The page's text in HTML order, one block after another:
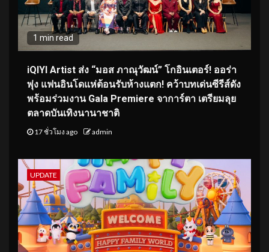
1 min read
iQIYI Artist ส่ง “มอส ภาณุวัฒน์” โกอินเตอร์! ออร่า
พุ่ง แฟนอินโดแห่ต้อนรับห้างแตก! คว้าบทเด่นซีรีส์ดัง
พร้อมร่วมงาน Gala Premiere จาการ์ตา เตรียมลุย
ตลาดบันเทิงนานาชาติ
17 ชั่วโมง ago admin
UPDATE